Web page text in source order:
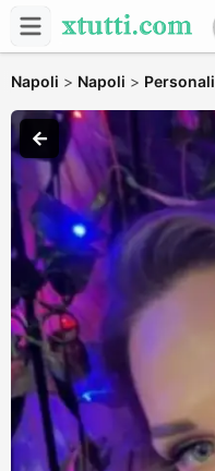
Napoli > Napoli > Personali